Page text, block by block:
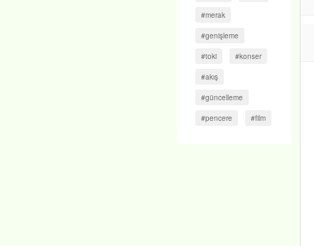
#merak
#genişleme
#toki #konser
#akış
#güncelleme
#pencere #film